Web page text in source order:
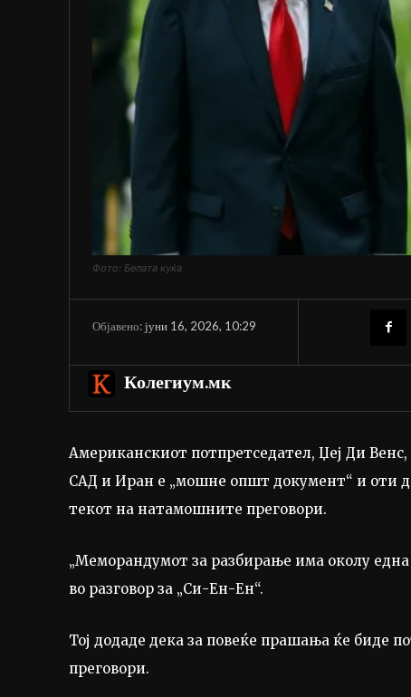
Фото: Белата куќа
Објавено:јуни 16, 2026, 10:29
Колегиум.мк
Американскиот потпретседател, Џеј Ди
САД и Иран е „мошне општ документ“ и оти
текот на натамошните преговори.
„Меморандумот за разбирање има околу
во разговор за „Си-Ен-Ен“.
Тој додаде дека за повеќе прашања ќе биде
преговори.